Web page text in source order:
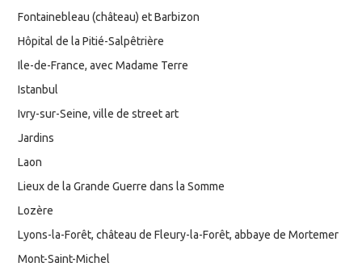
Fontainebleau (château) et Barbizon
Hôpital de la Pitié-Salpêtrière
Ile-de-France, avec Madame Terre
Istanbul
Ivry-sur-Seine, ville de street art
Jardins
Laon
Lieux de la Grande Guerre dans la Somme
Lozère
Lyons-la-Forêt, château de Fleury-la-Forêt, abbaye de Mortemer
Mont-Saint-Michel